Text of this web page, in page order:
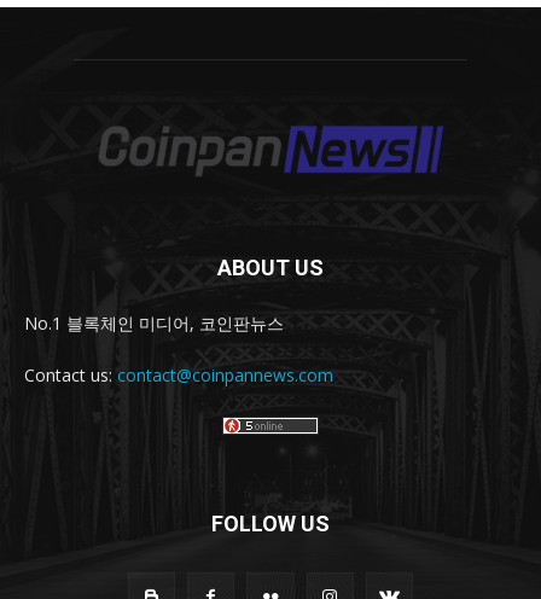
ABOUT US
No.1 블록체인 미디어, 코인판뉴스
Contact us: contact@coinpannews.com
FOLLOW US